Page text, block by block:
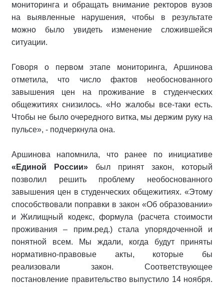
мониторинга и обращать внимание ректоров вузов
на выявленные нарушения, чтобы в результате
можно было увидеть изменение сложившейся
ситуации.
Говоря о первом этапе мониторинга, Аршинова
отметила, что число фактов необоснованного
завышения цен на проживание в студенческих
общежитиях снизилось. «Но жалобы все-таки есть.
Чтобы не было очередного витка, мы держим руку на
пульсе», - подчеркнула она.
Аршинова напомнила, что ранее по инициативе
«Единой России» был принят закон, который
позволил решить проблему необоснованного
завышения цен в студенческих общежитиях. «Этому
способствовали поправки в закон «Об образовании»
и Жилищный кодекс, формула (расчета стоимости
проживания – прим.ред.) стала упорядоченной и
понятной всем. Мы ждали, когда будут приняты
нормативно-правовые акты, которые бы
реализовали закон. Соответствующее
постановление правительство выпустило 14 ноября.